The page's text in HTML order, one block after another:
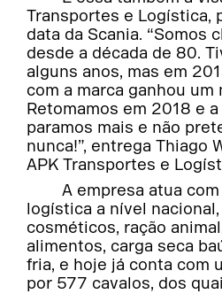
Transportes e Logística,
data da Scania. “Somos
desde a década de 80.
alguns anos, mas em
com a marca ganhou um
Retomamos em 2018 e
paramos mais e não
nunca!”, entrega Thiago
APK Transportes e
A empresa atua
logística a nível
cosméticos, ração
alimentos, carga seca
fria, e hoje já conta com
por 577 cavalos, dos